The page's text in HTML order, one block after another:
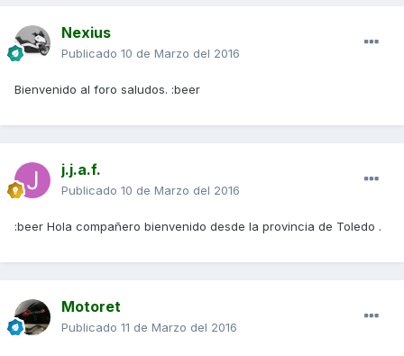
Nexius
Publicado 10 de Marzo del 2016
Bienvenido al foro saludos. :beer
j.j.a.f.
Publicado 10 de Marzo del 2016
:beer Hola compañero bienvenido desde la provincia de Toledo .
Motoret
Publicado 11 de Marzo del 2016